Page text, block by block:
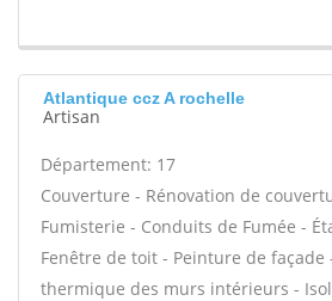
Atlantique ccz A rochelle
Artisan
Département: 17
Couverture - Rénovation de
Fumisterie - Conduits de Fumée -
Fenêtre de toit - Peinture de façade
thermique des murs intérieurs -